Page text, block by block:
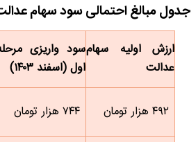
جدول مبالغ احتمالی سود سهام
ارزش اولیه سهام
عدالت
سود واریزی
اول (اسفند ۱۴۰۳)
۴۹۲ هزار تومان
۷۴۴ هزار تومان